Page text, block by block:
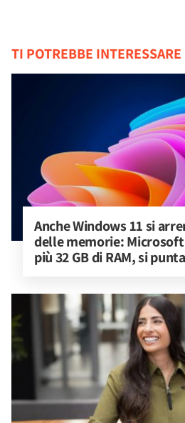
TI POTREBBE INTERESSARE
Anche Windows 11 si
delle memorie:
più 32 GB di RAM, si